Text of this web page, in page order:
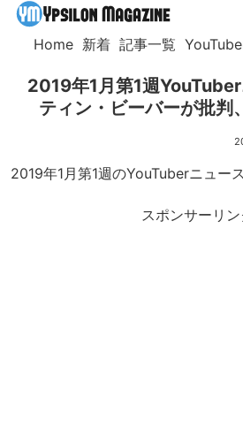
Home 新着 記事一覧
2019年1月第1週
ティン・ビーバーが批判
2019年1月第1週のYouTuberニュース
スポンサーリン